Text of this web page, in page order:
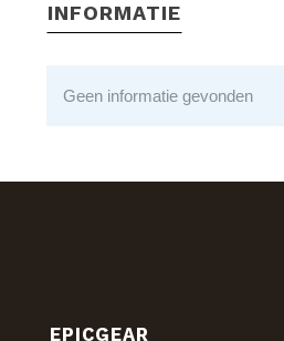
INFORMATIE
Geen informatie gevonden
EPICGEAR